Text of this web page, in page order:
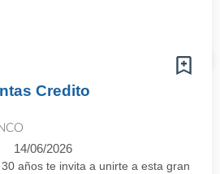
Credito
14/06/2026
años te invita a unirte a esta gran